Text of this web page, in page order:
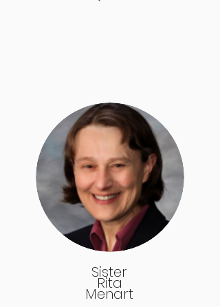
Sister
Rita
Menart